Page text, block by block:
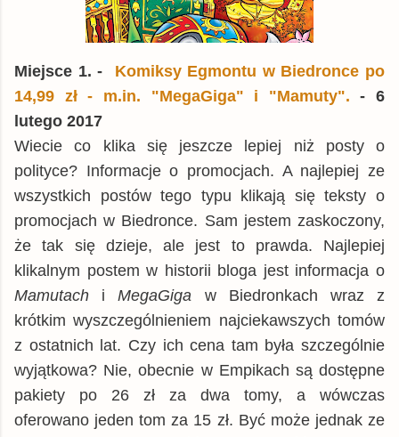
Miejsce 1. - Komiksy Egmontu w Biedronce po
14,99 zł - m.in. "MegaGiga" i "Mamuty". - 6
lutego 2017
Wiecie co klika się jeszcze lepiej niż posty o
polityce? Informacje o promocjach. A najlepiej ze
wszystkich postów tego typu klikają się teksty o
promocjach w Biedronce. Sam jestem zaskoczony,
że tak się dzieje, ale jest to prawda. Najlepiej
klikalnym postem w historii bloga jest informacja o
Mamutach iMegaGiga w Biedronkach wraz z
krótkim wyszczególnieniem najciekawszych tomów
z ostatnich lat. Czy ich cena tam była szczególnie
wyjątkowa? Nie, obecnie w Empikach są dostępne
pakiety po 26 zł za dwa tomy, a wówczas
oferowano jeden tom za 15 zł. Być może jednak ze